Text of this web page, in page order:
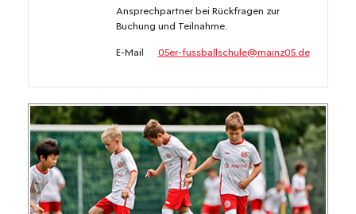
Ansprechpartner bei Rückfragen zur
Buchung und Teilnahme.
E-Mail 05er-fussballschule@mainz05.de